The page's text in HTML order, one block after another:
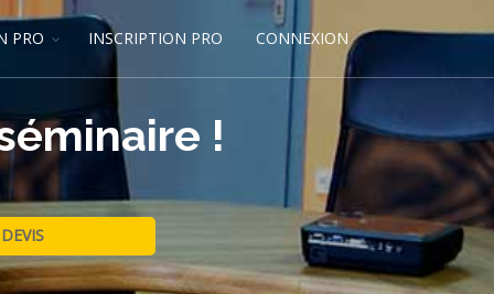
PRO INSCRIPTION PRO CONNEXION
!